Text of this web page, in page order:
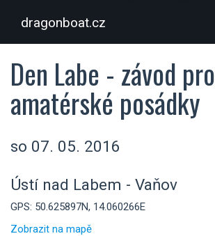
dragonboat.cz
Den Labe - závod pro
amatérské posádky
so 07. 05. 2016
Ústí nad Labem - Vaňov
GPS: 50.625897N, 14.060266E
Zobrazit na mapě